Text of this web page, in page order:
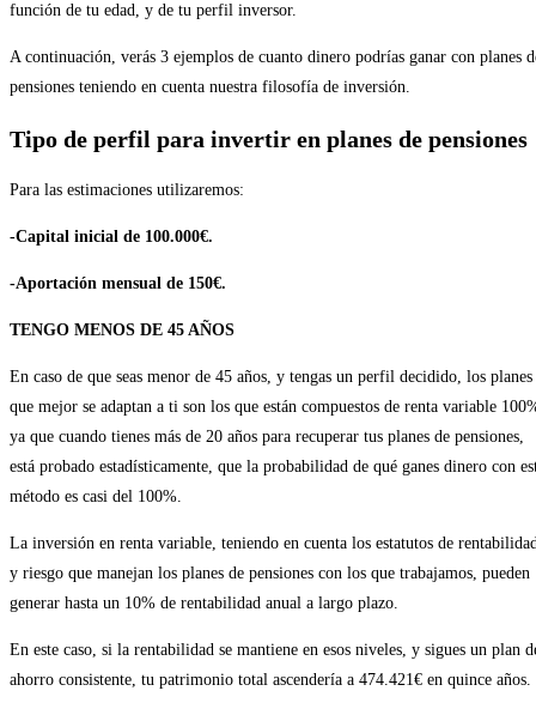
función de tu edad, y de tu perfil inversor.
A continuación, verás 3 ejemplos de cuanto dinero podrías ganar con planes
pensiones teniendo en cuenta nuestra filosofía de inversión.
Tipo de perfil para invertir en planes de pensiones
Para las estimaciones utilizaremos:
-Capital inicial de 100.000€.
-Aportación mensual de 150€.
TENGO MENOS DE 45 AÑOS
En caso de que seas menor de 45 años, y tengas un perfil decidido, los planes
que mejor se adaptan a ti son los que están compuestos de renta variable
ya que cuando tienes más de 20 años para recuperar tus planes de pensiones,
está probado estadísticamente, que la probabilidad de qué ganes dinero con
método es casi del 100%.
La inversión en renta variable, teniendo en cuenta los estatutos de
y riesgo que manejan los planes de pensiones con los que trabajamos, pueden
generar hasta un 10% de rentabilidad anual a largo plazo.
En este caso, si la rentabilidad se mantiene en esos niveles, y sigues un plan
ahorro consistente, tu patrimonio total ascendería a 474.421€ en quince años.